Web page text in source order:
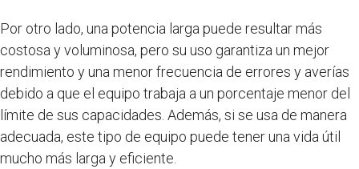
Por otro lado, una potencia larga puede resultar más
costosa y voluminosa, pero su uso garantiza un mejor
rendimiento y una menor frecuencia de errores y averías
debido a que el equipo trabaja a un porcentaje menor del
límite de sus capacidades. Además, si se usa de manera
adecuada, este tipo de equipo puede tener una vida útil
mucho más larga y eficiente.